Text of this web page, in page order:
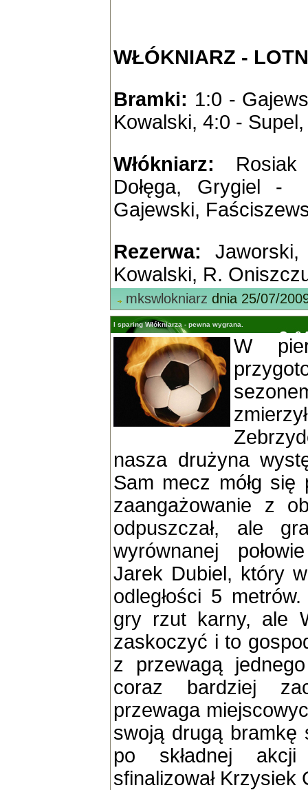
WŁÓKNIARZ -
Bramki: 1:0 -
Kowalski, 4:0 -
Włókniarz: Rosiak
Dołęga, Grygiel -
Gajewski,
Rezerwa:
Kowalski, R.
mkswlokniarz dnia 25/07/
I sparing Włókniarza - pewna wygrana.
W
nasza drużyna
Sam mecz mółg się
zaangażowanie z
odpuszczał, ale
wyrównanej
Jarek Dubiel, który
odległości 5
gry rzut karny, ale
zaskoczyć i to
z przewagą
coraz bardziej
przewaga
swoją drugą bramkę
po składnej akcji
sfinalizował Krzysiek